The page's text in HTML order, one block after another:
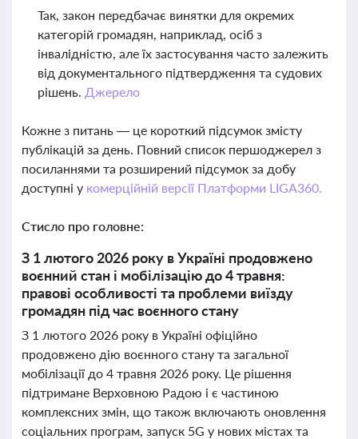
Так, закон передбачає винятки для окремих
категорій громадян, наприклад, осіб з
інвалідністю, але їх застосування часто залежить
від документального підтвердження та судових
рішень. Джерело
Кожне з питань — це короткий підсумок змісту
публікацій за день. Повний список першоджерел з
посиланнями та розширений підсумок за добу
доступні у комерційній версії Платформи LIGA360.
Стисло про головне:
З 1 лютого 2026 року в Україні продовжено
воєнний стан і мобілізацію до 4 травня:
правові особливості та проблеми виїзду
громадян під час воєнного стану
З 1 лютого 2026 року в Україні офіційно
продовжено дію воєнного стану та загальної
мобілізації до 4 травня 2026 року. Це рішення
підтримане Верховною Радою і є частиною
комплексних змін, що також включають оновлення
соціальних програм, запуск 5G у нових містах та